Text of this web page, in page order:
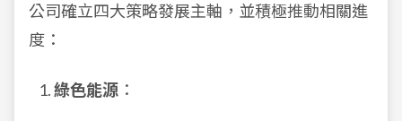
公司確立四大策略發展主軸，並積極推動相關進
度：
綠色能源 ：